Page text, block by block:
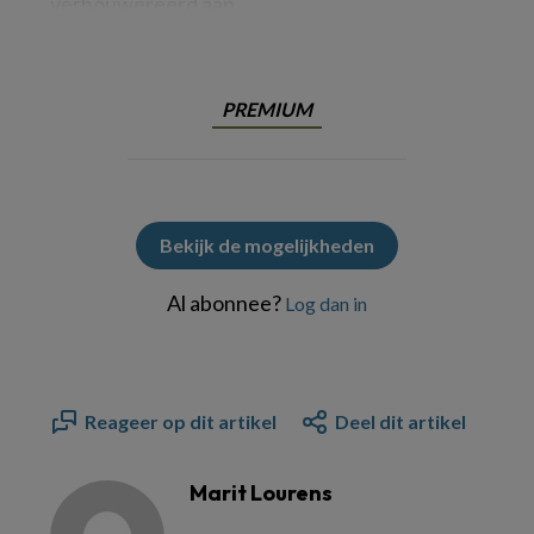
PREMIUM
Bekijk de mogelijkheden
Al abonnee? Log dan in
Reageer op dit artikel Deel dit artikel
Marit Lourens